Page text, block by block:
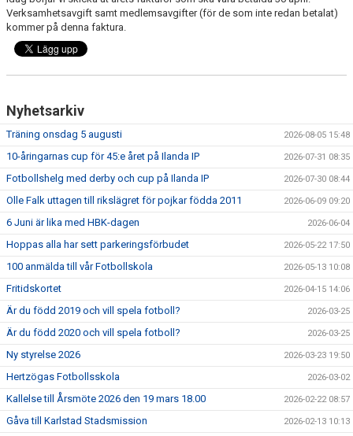
FRISPARKEN
BLI MEDLEM
MATCHER
KONTAKTER & LAG
SPONSORER
Verksamhetsavgift samt medlemsavgifter (för de som inte redan betalat)
kommer på denna faktura.
Nyhetsarkiv
Träning onsdag 5 augusti 2026-08-05 15:48
10-åringarnas cup för 45:e året på Ilanda IP 2026-07-31 08:35
Fotbollshelg med derby och cup på Ilanda IP 2026-07-30 08:44
Olle Falk uttagen till rikslägret för pojkar födda 2011 2026-06-09 09:20
6 Juni är lika med HBK-dagen 2026-06-04
Hoppas alla har sett parkeringsförbudet 2026-05-22 17:50
100 anmälda till vår Fotbollskola 2026-05-13 10:08
Fritidskortet 2026-04-15 14:06
Är du född 2019 och vill spela fotboll? 2026-03-25
Är du född 2020 och vill spela fotboll? 2026-03-25
Ny styrelse 2026 2026-03-23 19:50
Hertzögas Fotbollsskola 2026-03-02
Kallelse till Årsmöte 2026 den 19 mars 18.00 2026-02-22 08:57
Gåva till Karlstad Stadsmission 2026-02-13 10:13